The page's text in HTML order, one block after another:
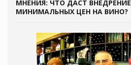
МНЕНИЯ: ЧТО ДАСТ ВНЕДРЕНИЕ
МИНИМАЛЬНЫХ ЦЕН НА ВИНО?